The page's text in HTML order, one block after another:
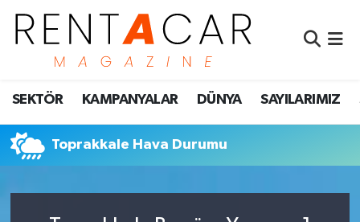
SEKTÖR KAMPANYALAR DÜNYA SAYILARIMIZ
Toprakkale Hava Durumu
İstanbul Nöbetçi Eczaneler
İstanbul Hava Durumu
İstanbul Namaz Vakitleri